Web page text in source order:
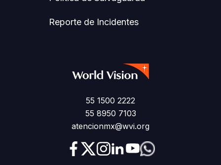
Reporte de Incidentes
55 1500 2222
55 8950 7103
atencionmx@wvi.org